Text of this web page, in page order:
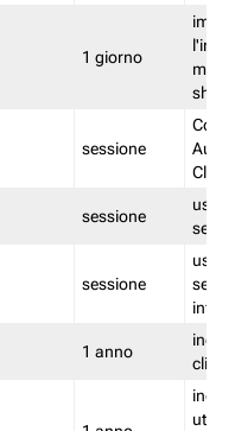
1 giorno
shp
sessione
sessione
sessione
1 anno